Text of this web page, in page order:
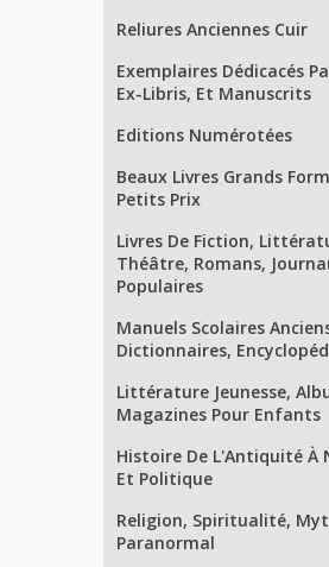
Reliures Anciennes Cuir
Exemplaires Dédicacés
Ex-Libris, Et Manuscrits
Editions Numérotées
Beaux Livres Grands
Petits Prix
Livres De Fiction,
Théâtre, Romans,
Populaires
Manuels Scolaires
Dictionnaires,
Littérature Jeunesse,
Magazines Pour Enfants
Histoire De L'Antiquité À
Et Politique
Religion, Spiritualité,
Paranormal